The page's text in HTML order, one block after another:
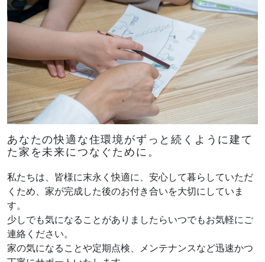
家づくりについて
家づくりの流れ
不動産情報
アフターサポート
施工実績
お客様の声
We are nagi
なぎの人
Blog
ブログ
News
お知らせ
FAQ
よくあるご質問
Company
About policy
あなたの快適な住環境がずっと続くように建て
た家を未来につなぐために。
私たちは、皆様に末永く快適に、安心して暮らしていただ
くため、家が完成した後のお付き合いを大切にしていま
す。
少しでも気になることがありましたらいつでもお気軽にご
連絡ください。
家の気になることや定期点検、メンテナンスなど迅速かつ